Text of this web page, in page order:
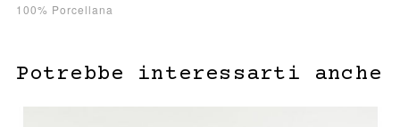
100% Porcellana
Potrebbe interessarti anche